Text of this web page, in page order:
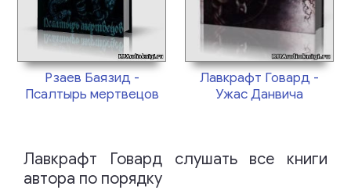
Рзаев Баязид -
Псалтырь мертвецов
Лавкрафт Говард -
Ужас Данвича
Лавкрафт Говард слушать все книги
автора по порядку